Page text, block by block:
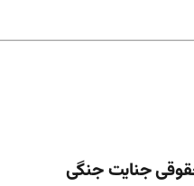
جنایت جنگی